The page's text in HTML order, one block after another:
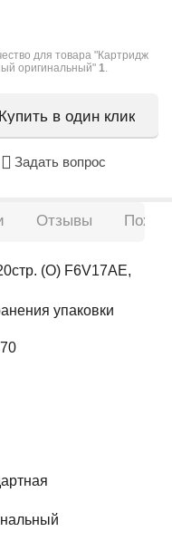
для товара "Картридж
оригинальный" 1.
Купить в один клик
Задать вопрос
Отзывы
(O) F6V17AE,
упаковки